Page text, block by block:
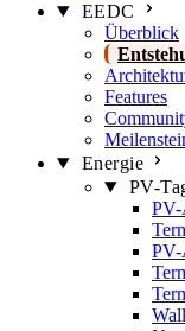
EEDC
Überblick
Features
Energie
PV-
PV-
PV-